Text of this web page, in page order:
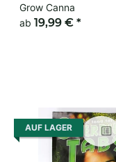
Grow Canna
ab 19,99 € *
AUF LAGER